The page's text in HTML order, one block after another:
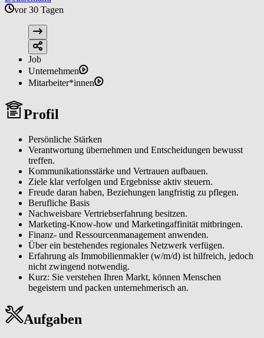
vor 30 Tagen
Job
Unternehmen
Mitarbeiter*innen
Profil
Persönliche Stärken
Verantwortung übernehmen und Entscheidungen bewusst
treffen.
Kommunikationsstärke und Vertrauen aufbauen.
Ziele klar verfolgen und Ergebnisse aktiv steuern.
Freude daran haben, Beziehungen langfristig zu pflegen.
Berufliche Basis
Nachweisbare Vertriebserfahrung besitzen.
Marketing-Know-how und Marketingaffinität mitbringen.
Finanz- und Ressourcenmanagement anwenden.
Über ein bestehendes regionales Netzwerk verfügen.
Erfahrung als Immobilienmakler (w/m/d) ist hilfreich, jedoch
nicht zwingend notwendig.
Kurz: Sie verstehen Ihren Markt, können Menschen
begeistern und packen unternehmerisch an.
Aufgaben